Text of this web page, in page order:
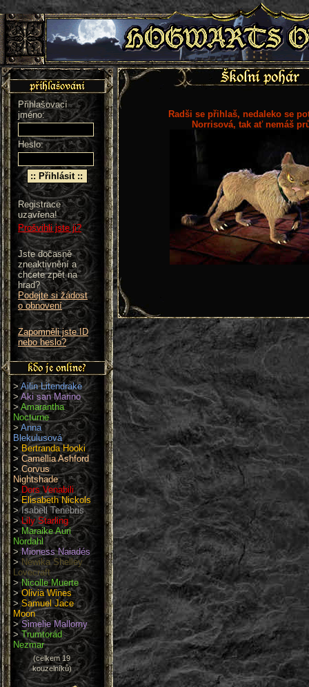
Přihlašovací
jméno:
Heslo:
Registrace
uzavřena!
Prošvihli jste ji?
Jste dočasně
zneaktivnění a
chcete zpět na
hrad?
Podejte si žádost
o obnovení
Zapomněli jste ID
nebo heslo?
>Ailin Litendrake
>Aki san Marino
>Amarantha
Nocturne
>Anna
Blekulusová
>Bertranda Hooki
> Camellia Ashford
>Corvus
Nightshade
>Dors Venabili
>Elisabeth Nickols
>Isabell Tenebris
>Lily Starling
>Maraike Auri
Nordahl
>Mioness Naiadés
>Newika Shelley
Lovecraft
>Nicolle Muerte
>Olivia Wines
>Samuel Jace
Moon
>Simelie Mallorny
>Trumtorád
Nezmar
(celkem 19
kouzelníků)
Radši se přihlaš, nedaleko se
Norrisová, tak ať nemáš